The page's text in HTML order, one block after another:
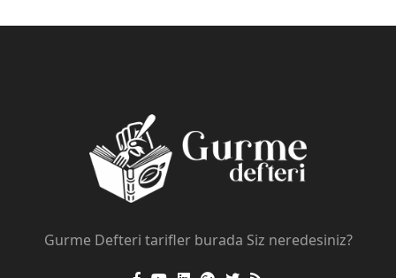
Gurme Defteri tarifler burada Siz neredesiniz?